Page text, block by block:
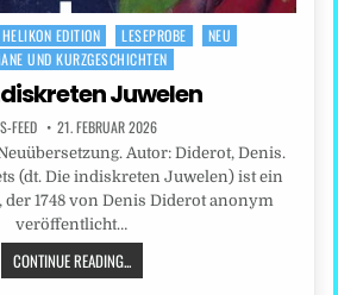
HELIKON EDITION LESEPROBE
NEU
UND KURZGESCHICHTEN
Juwelen
FEED 21. FEBRUAR 2026
Autor: Diderot, Denis.
(dt. Die indiskreten Juwelen) ist ein
1748 von Denis Diderot anonym
veröffentlicht…
CONTINUE READING...